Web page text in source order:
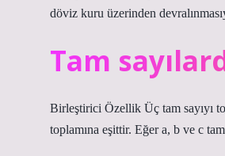
döviz kuru üzerinden
Tam
Birleştirici Özellik Üç tam sayıyı
toplamına eşittir. Eğer a, b ve c